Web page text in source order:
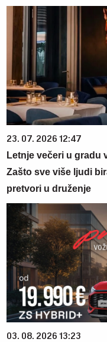
23. 07. 2026 12:47
Letnje večeri u gradu
Zašto sve više ljudi
pretvori u druženje
03. 08. 2026 13:23